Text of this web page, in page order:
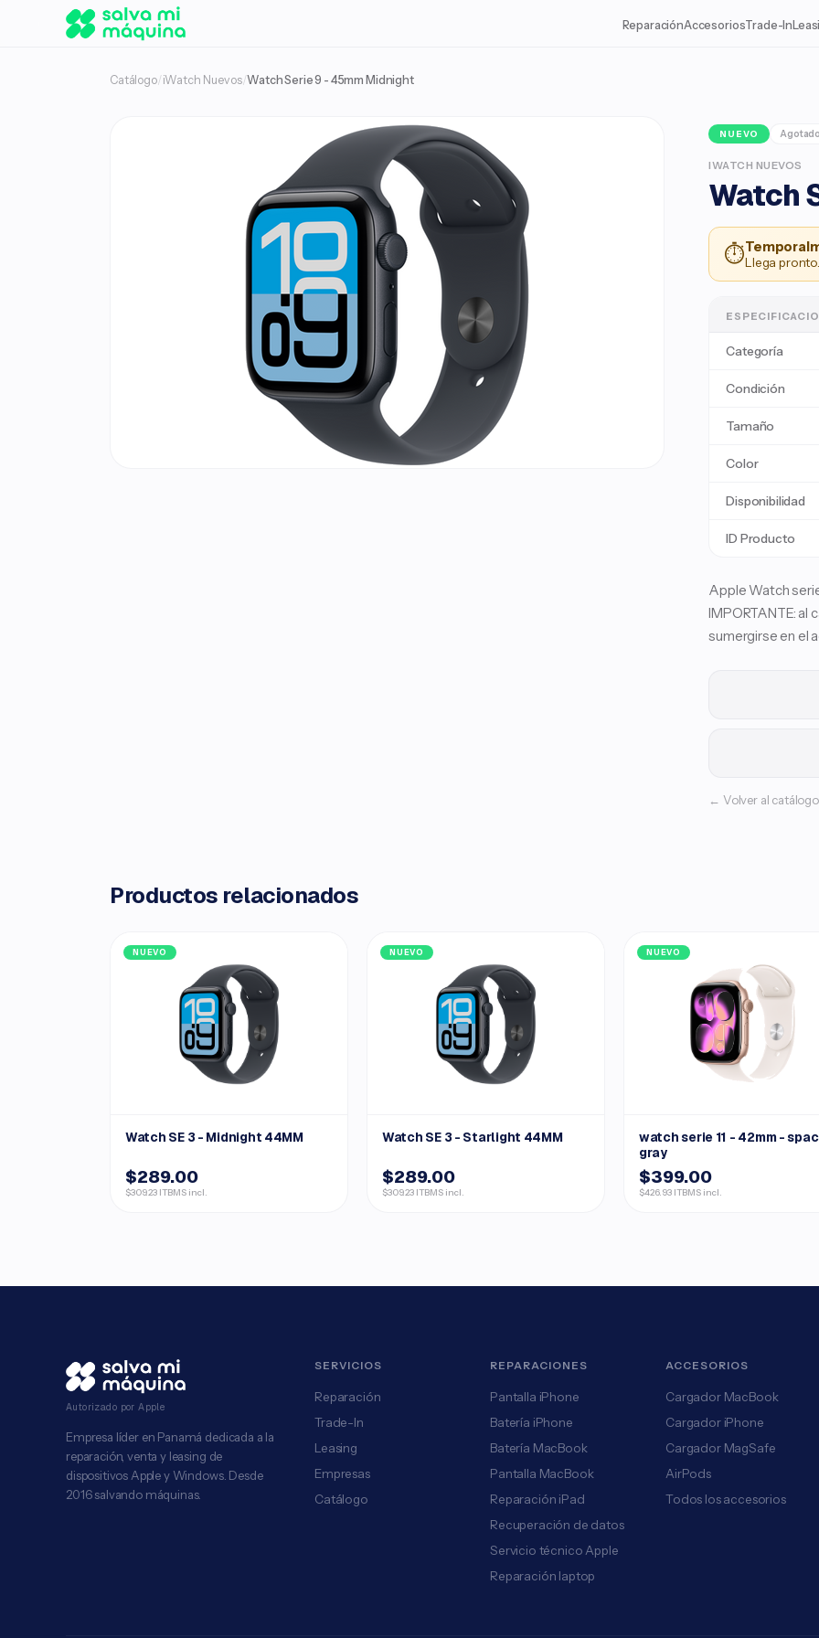
ReparaciónAccesoriosTrade-In
Catálogo/ iWatch Nuevos/Watch Serie 9 - 45mm Midnight
NUEVO
IWATCH NUEVOS
Watch
⏱Llega
Categoría
Condición
Tamaño
Color
Disponibilidad
ID Producto
Apple Watch
IMPORTANTE: al
sumergirse en el
← Volver al catálogo
Productos relacionados
NUEVO
Watch SE 3 - Midnight 44MM
$289.00
$309.23 ITBMS incl.
NUEVO
Watch SE 3 - Starlight 44MM
$289.00
$309.23 ITBMS incl.
NUEVO
watch serie 11 - 42mm -
gray
$399.00
$426.93 ITBMS incl.
Autorizado por Apple
Empresa líder en Panamá dedicada a la
reparación, venta y leasing de
dispositivos Apple y Windows. Desde
2016 salvando máquinas.
SERVICIOS
Reparación
Trade-In
Leasing
Empresas
Catálogo
REPARACIONES
Pantalla iPhone
Batería iPhone
Batería MacBook
Pantalla MacBook
Reparación iPad
Recuperación de datos
Servicio técnico Apple
Reparación laptop
ACCESORIOS
Cargador MacBook
Cargador iPhone
Cargador MagSafe
AirPods
Todos los accesorios